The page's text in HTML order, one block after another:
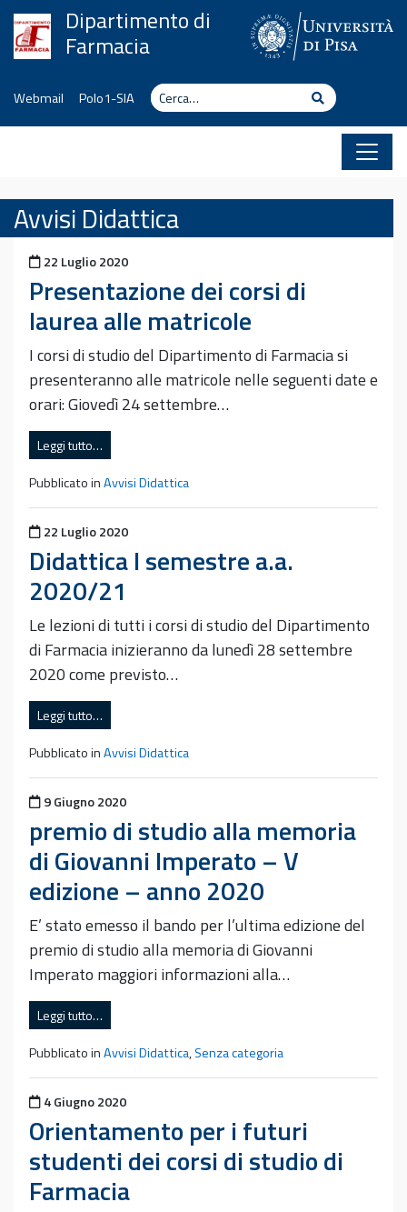
Vai al contenutoDipartimento di
Farmacia
Webmail Polo1-SIA Cerca Cerca
Avvisi Didattica
Pubblicato il
22 Luglio 2020
Presentazione dei corsi di
laurea alle matricole
I corsi di studio del Dipartimento di Farmacia si
presenteranno alle matricole nelle seguenti date e
orari: Giovedì 24 settembre…
Leggi tutto…
Pubblicato inAvvisi Didattica
Pubblicato il
22 Luglio 2020
Didattica I semestre a.a.
2020/21
Le lezioni di tutti i corsi di studio del Dipartimento
di Farmacia inizieranno da lunedì 28 settembre
2020 come previsto…
Leggi tutto…
Pubblicato inAvvisi Didattica
Pubblicato il
9 Giugno 2020
premio di studio alla memoria
di Giovanni Imperato – V
edizione – anno 2020
E’ stato emesso il bando per l’ultima edizione del
premio di studio alla memoria di Giovanni
Imperato maggiori informazioni alla…
Leggi tutto…
Pubblicato inAvvisi Didattica,Senza categoria
Pubblicato il
4 Giugno 2020
Orientamento per i futuri
studenti dei corsi di studio di
Farmacia